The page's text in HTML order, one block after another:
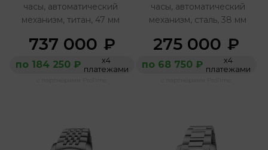
часы, автоматический
механизм, титан, 47 мм
737 000 ₽
по 184 250 ₽
х4
платежами
часы, автоматический
механизм, сталь, 38 мм
275 000 ₽
по 68 750 ₽
х4
платежами